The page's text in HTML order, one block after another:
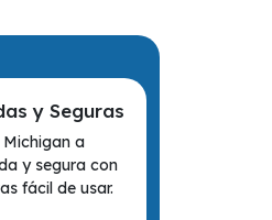
y Seguras
Michigan a
y segura con
fácil de usar.